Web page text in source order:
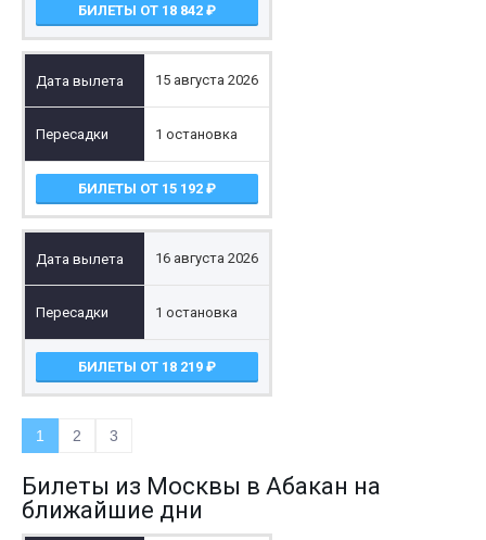
БИЛЕТЫ ОТ 18 842
15 августа 2026
1 остановка
БИЛЕТЫ ОТ 15 192
16 августа 2026
1 остановка
БИЛЕТЫ ОТ 18 219
1 2 3
Билеты из Москвы в Абакан на
ближайшие дни